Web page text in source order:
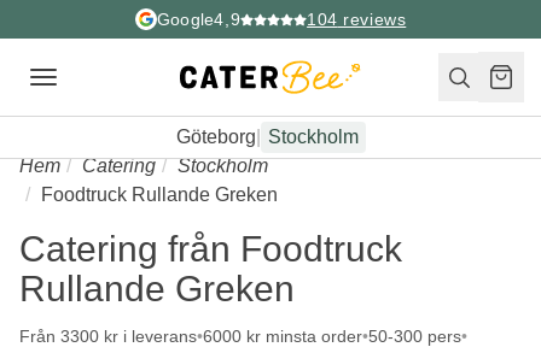
Google4,9 104 reviews
Toggle
Göteborg
Stockholm
Hem
Catering
Stockholm
Foodtruck Rullande Greken
Catering från Foodtruck
Rullande Greken
Från 3300 kr i leverans 6000 kr minsta order 50-300 pers